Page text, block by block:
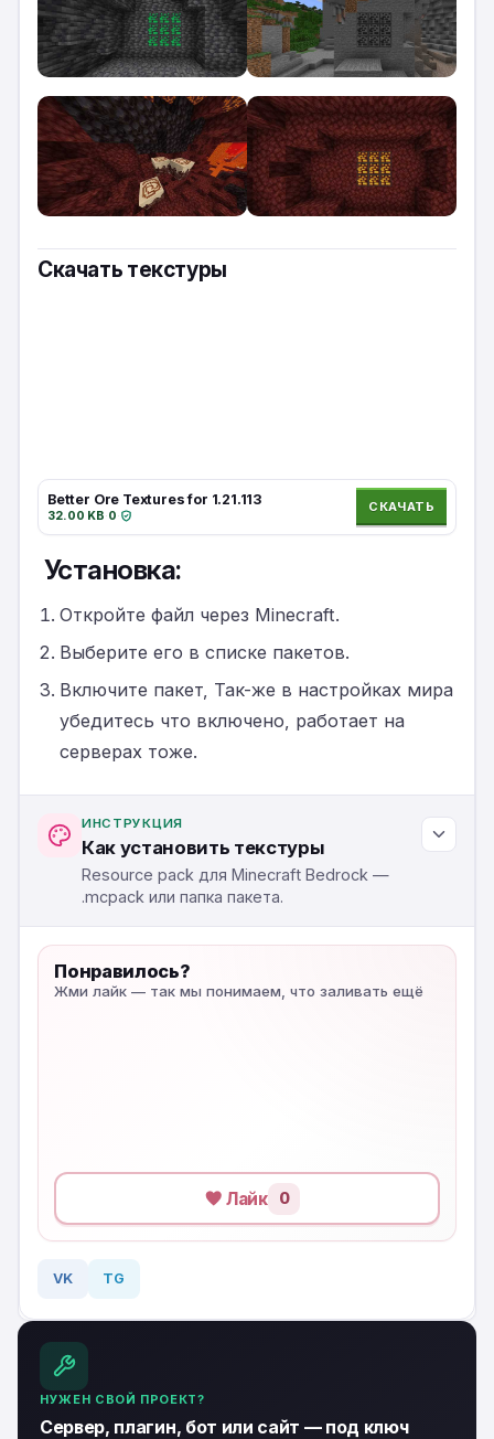
Скачать текстуры
Better Ore Textures for 1.21.113
32.00 KB·0·
СКАЧАТЬ
Установка:
Откройте файл через Minecraft.
Выберите его в списке пакетов.
Включите пакет, Так-же в настройках мира
убедитесь что включено, работает на
серверах тоже.
ИНСТРУКЦИЯ
Как установить текстуры
Resource pack для Minecraft Bedrock —
.mcpack или папка пакета.
Понравилось?
Жми лайк — так мы понимаем, что заливать ещё
Лайк 0
VK TG
НУЖЕН СВОЙ ПРОЕКТ?
Сервер, плагин, бот или сайт — под ключ